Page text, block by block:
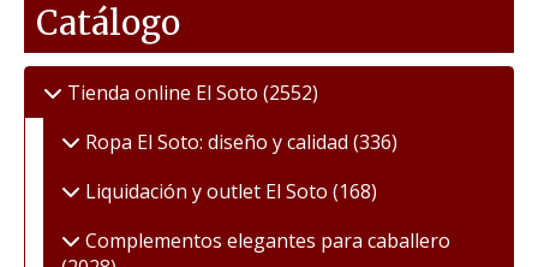
Catálogo
Tienda online El Soto (2552)
Ropa El Soto: diseño y calidad (336)
Liquidación y outlet El Soto (168)
Complementos elegantes para caballero